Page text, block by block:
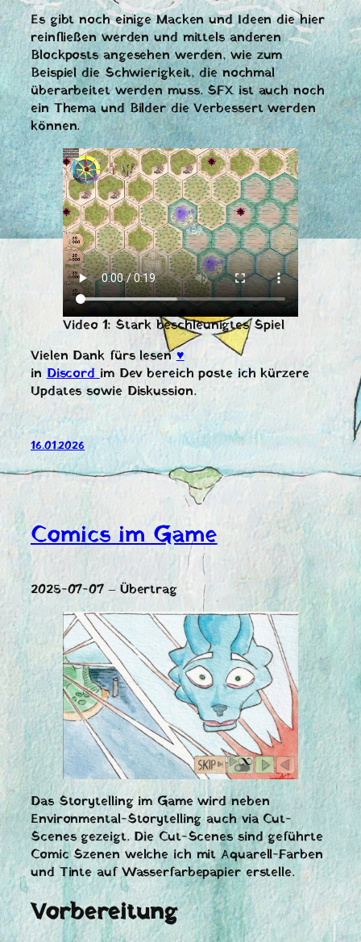
Es gibt noch einige Macken und Ideen die hier
reinfließen werden und mittels anderen
Blockposts angesehen werden, wie zum
Beispiel die Schwierigkeit, die nochmal
überarbeitet werden muss. SFX ist auch noch
ein Thema und Bilder die Verbessert werden
können.
Video 1: Stark beschleunigtes Spiel
Vielen Dank fürs lesen♥️
inDiscordim Dev bereich poste ich kürzere
Updates sowie Diskussion.
16.01.2026
Comics im Game
2025-07-07 – Übertrag
Das Storytelling im Game wird neben
Environmental-Storytelling auch via Cut-
Scenes gezeigt. Die Cut-Scenes sind geführte
Comic Szenen welche ich mit Aquarell-Farben
und Tinte auf Wasserfarbepapier erstelle.
Vorbereitung